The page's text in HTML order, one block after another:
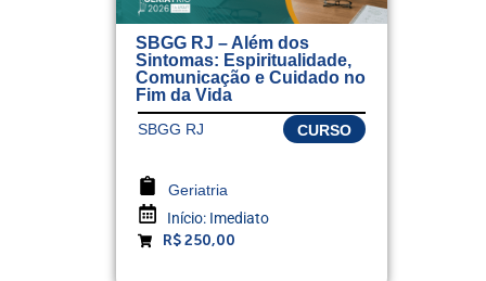
SBGG RJ – Além dos
Sintomas: Espiritualidade,
Comunicação e Cuidado no
Fim da Vida
SBGG RJ CURSO
Geriatria
Início: Imediato
R$ 250,00